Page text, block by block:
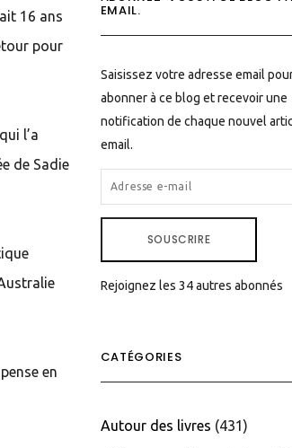
16 ans
pour
l’a
de Sadie
en
EMAIL.
Saisissez votre adresse email
abonner à ce blog et recevoir une
notification de chaque nouvel
email.
ADRESSE
E-
SOUSCRIRE
Rejoignez les 34 autres abonnés
CATÉGORIES
Autour des livres (431)